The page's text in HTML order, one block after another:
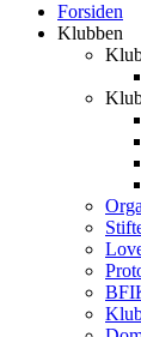
Forsiden
Klubben